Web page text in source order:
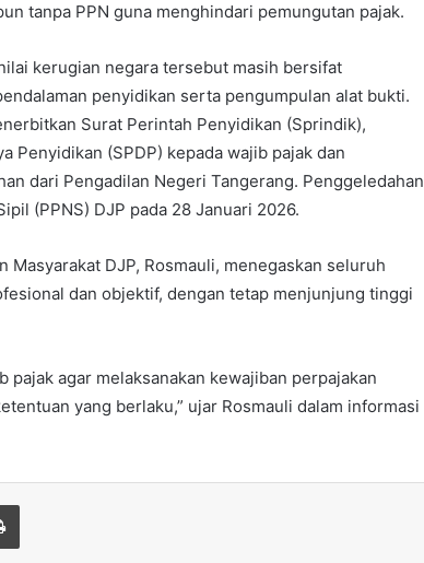
tanpa PPN guna menghindari pemungutan pajak.
kerugian negara tersebut masih bersifat
penyidikan serta pengumpulan alat bukti.
Surat Perintah Penyidikan (Sprindik),
Penyidikan (SPDP) kepada wajib pajak dan
dari Pengadilan Negeri Tangerang. Penggeledahan
(PPNS) DJP pada 28 Januari 2026.
DJP, Rosmauli, menegaskan seluruh
dan objektif, dengan tetap menjunjung tinggi
agar melaksanakan kewajiban perpajakan
yang berlaku,” ujar Rosmauli dalam informasi